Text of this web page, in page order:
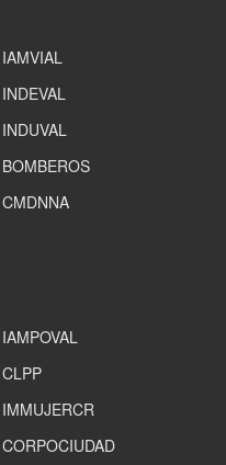
IAMVIAL
INDEVAL
INDUVAL
BOMBEROS
CMDNNA
IAMPOVAL
CLPP
IMMUJERCR
CORPOCIUDAD